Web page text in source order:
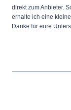
direkt zum Anbieter.
erhalte ich eine
Danke für eure